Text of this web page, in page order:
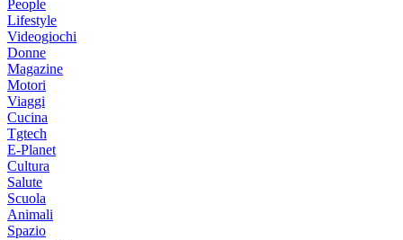
People
Lifestyle
Videogiochi
Donne
Magazine
Motori
Viaggi
Cucina
Tgtech
E-Planet
Cultura
Salute
Scuola
Animali
Spazio